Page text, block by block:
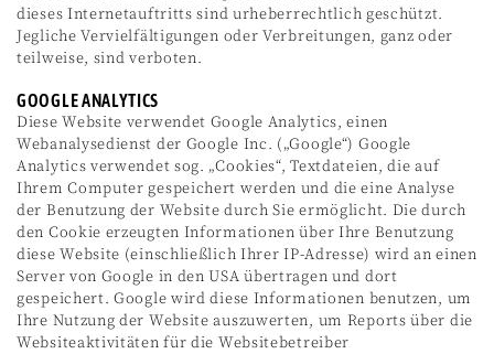
dieses Internetauftritts sind urheberrechtlich geschützt.
Jegliche Vervielfältigungen oder Verbreitungen, ganz oder
teilweise, sind verboten.
GOOGLE ANALYTICS
Diese Website verwendet Google Analytics, einen
Webanalysedienst der Google Inc. („Google“) Google
Analytics verwendet sog. „Cookies“, Textdateien, die auf
Ihrem Computer gespeichert werden und die eine Analyse
der Benutzung der Website durch Sie ermöglicht. Die durch
den Cookie erzeugten Informationen über Ihre Benutzung
diese Website (einschließlich Ihrer IP-Adresse) wird an einen
Server von Google in den USA übertragen und dort
gespeichert. Google wird diese Informationen benutzen, um
Ihre Nutzung der Website auszuwerten, um Reports über die
Websiteaktivitäten für die Websitebetreiber